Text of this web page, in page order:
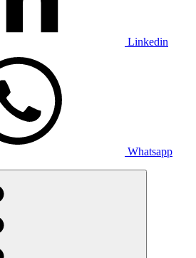
Linkedin
Whatsapp